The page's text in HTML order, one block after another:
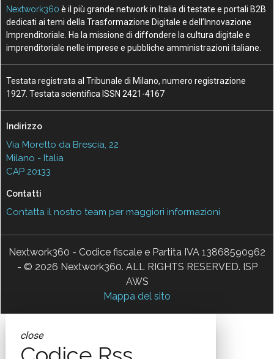
Nextwork360 è il più grande network in Italia di testate e portali B2B
dedicati ai temi della Trasformazione Digitale e dell’Innovazione
Imprenditoriale. Ha la missione di diffondere la cultura digitale e
imprenditoriale nelle imprese e pubbliche amministrazioni italiane.
Testata registrata al Tribunale di Milano, numero registrazione
1927. Testata scientifica ISSN 2421-4167
Indirizzo
Via Moretto da Brescia, 22
Milano - Italia
CAP 20133
Contatti
Contatta il nostro team per maggiori informazioni
Nextwork360 - Codice fiscale e Partita IVA 13868590962
- © 2026 Nextwork360. ALL RIGHTS RESERVED. ISP
AWS
Mappa del sito
close